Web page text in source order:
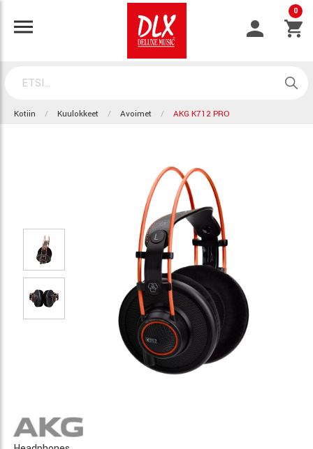
0
Kotiin Kuulokkeet Avoimet AKG K712 PRO